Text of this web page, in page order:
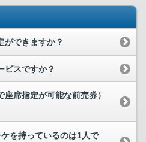
ができますか？
ビスですか？
席指定が可能な前売券）
を持っているのは1人で